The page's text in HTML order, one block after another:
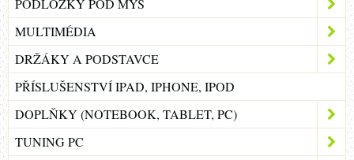
PODLOŽKY POD MYŠ
MULTIMÉDIA
DRŽÁKY A PODSTAVCE
PŘÍSLUŠENSTVÍ IPAD, IPHONE, IPOD
DOPLŇKY (NOTEBOOK, TABLET, PC)
TUNING PC